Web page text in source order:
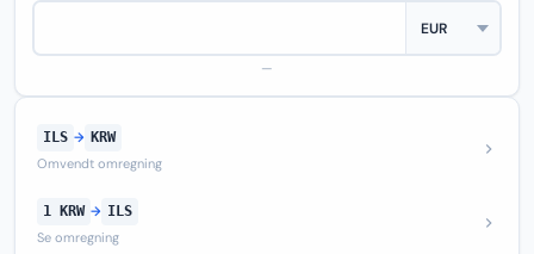
—
ILS → KRW
Omvendt omregning
1 KRW → ILS
Se omregning